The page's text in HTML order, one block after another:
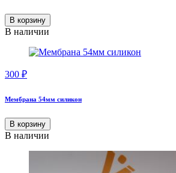
В корзину
В наличии
300 ₽
Мембрана 54мм силикон
В корзину
В наличии